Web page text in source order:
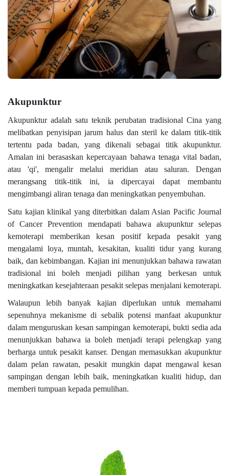
Akupunktur
Akupunktur adalah satu teknik perubatan tradisional Cina yang
melibatkan penyisipan jarum halus dan steril ke dalam titik-titik
tertentu pada badan, yang dikenali sebagai titik akupunktur.
Amalan ini berasaskan kepercayaan bahawa tenaga vital badan,
atau 'qi', mengalir melalui meridian atau saluran. Dengan
merangsang titik-titik ini, ia dipercayai dapat membantu
mengimbangi aliran tenaga dan meningkatkan penyembuhan.
Satu kajian klinikal yang diterbitkan dalam Asian Pacific Journal
of Cancer Prevention mendapati bahawa akupunktur selepas
kemoterapi memberikan kesan positif kepada pesakit yang
mengalami loya, muntah, kesakitan, kualiti tidur yang kurang
baik, dan kebimbangan. Kajian ini menunjukkan bahawa rawatan
tradisional ini boleh menjadi pilihan yang berkesan untuk
meningkatkan kesejahteraan pesakit selepas menjalani kemoterapi.
Walaupun lebih banyak kajian diperlukan untuk memahami
sepenuhnya mekanisme di sebalik potensi manfaat akupunktur
dalam menguruskan kesan sampingan kemoterapi, bukti sedia ada
menunjukkan bahawa ia boleh menjadi terapi pelengkap yang
berharga untuk pesakit kanser. Dengan memasukkan akupunktur
dalam pelan rawatan, pesakit mungkin dapat mengawal kesan
sampingan dengan lebih baik, meningkatkan kualiti hidup, dan
memberi tumpuan kepada pemulihan.